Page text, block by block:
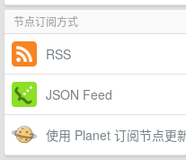
节点订阅方式
RSS
JSON Feed
使用 Planet 订阅节点更